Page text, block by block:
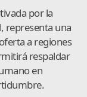
por la
representa una
a regiones
respaldar
en